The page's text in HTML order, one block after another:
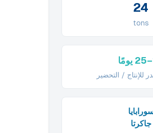
24
tons
للإنتاج / التحضير
جاكرتا